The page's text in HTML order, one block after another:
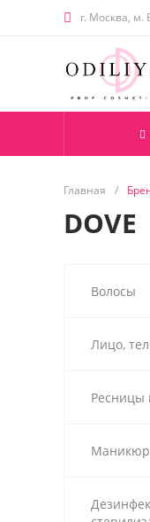
г. Москва, м.
Главная /
DOVE
Волосы
Лицо,
Ресницы